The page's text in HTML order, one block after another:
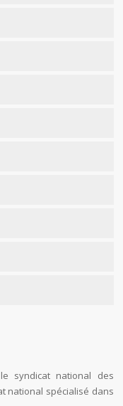
syndicat national des
national spécialisé dans